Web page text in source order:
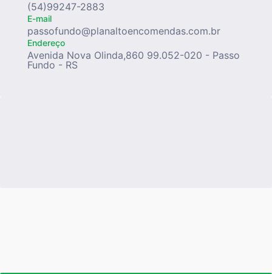
(54)99247-2883
E-mail
passofundo@planaltoencomendas.com.br
Endereço
Avenida Nova Olinda,860 99.052-020 - Passo
Fundo - RS